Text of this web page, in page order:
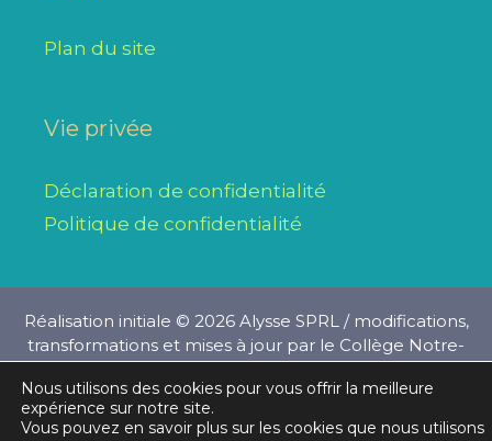
Plan du site
Vie privée
Déclaration de confidentialité
Politique de confidentialité
Réalisation initiale © 2026 Alysse SPRL / modifications,
transformations et mises à jour par le Collège Notre-
Dame du Bonlieu
Nous utilisons des cookies pour vous offrir la meilleure
expérience sur notre site.
Vous pouvez en savoir plus sur les cookies que nous utilisons